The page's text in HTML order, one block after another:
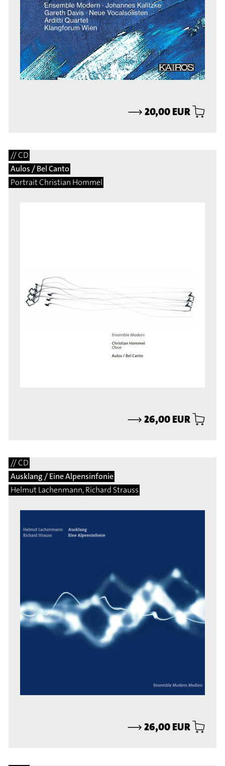
⟶20,00 EUR
// CD
Aulos / Bel Canto
Portrait Christian Hommel
⟶26,00 EUR
// CD
Ausklang / Eine Alpensinfonie
Helmut Lachenmann, Richard Strauss
⟶26,00 EUR